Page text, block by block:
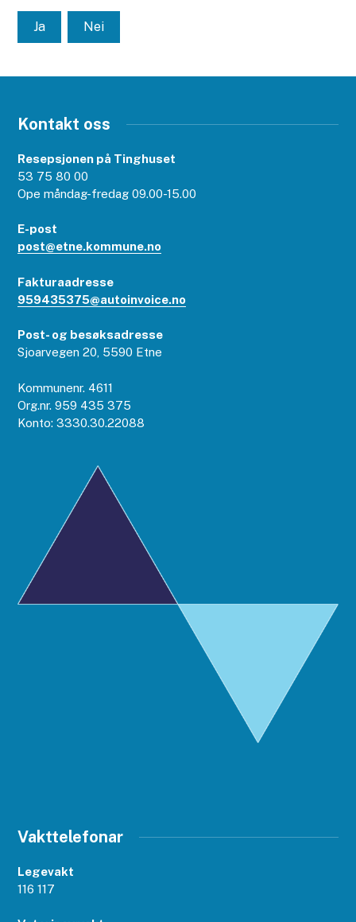
Ja Nei
Kontakt oss
Resepsjonen på Tinghuset
53 75 80 00
Ope måndag-fredag 09.00-15.00
E-post
post@etne.kommune.no
Fakturaadresse
959435375@autoinvoice.no
Post- og besøksadresse
Sjoarvegen 20, 5590 Etne
Kommunenr. 4611
Org.nr. 959 435 375
Konto: 3330.30.22088
Vakttelefonar
Legevakt
116 117